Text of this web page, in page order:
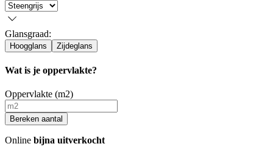
Glansgraad:
Hoogglans Zijdeglans
Wat is je oppervlakte?
Oppervlakte (m2)
Bereken aantal
Online bijna uitverkocht